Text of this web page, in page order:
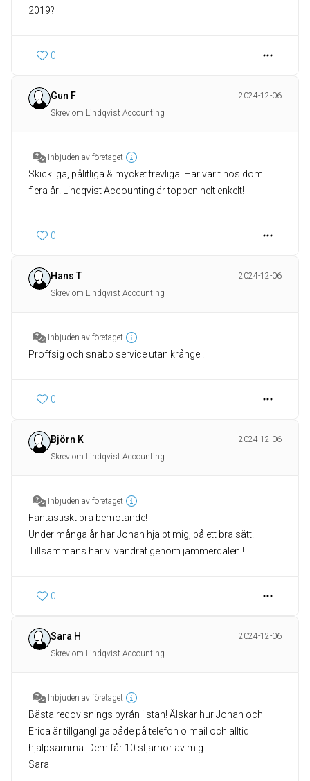
2019?
0
Gun F
2024-12-06
Skrev om Lindqvist Accounting
Inbjuden av företaget
Skickliga, pålitliga & mycket trevliga! Har varit hos dom i
flera år! Lindqvist Accounting är toppen helt enkelt!
0
Hans T
2024-12-06
Skrev om Lindqvist Accounting
Inbjuden av företaget
Proffsig och snabb service utan krångel.
0
Björn K
2024-12-06
Skrev om Lindqvist Accounting
Inbjuden av företaget
Fantastiskt bra bemötande!
Under många år har Johan hjälpt mig, på ett bra sätt.
Tillsammans har vi vandrat genom jämmerdalen!!
0
Sara H
2024-12-06
Skrev om Lindqvist Accounting
Inbjuden av företaget
Bästa redovisnings byrån i stan! Älskar hur Johan och
Erica är tillgängliga både på telefon o mail och alltid
hjälpsamma. Dem får 10 stjärnor av mig
Sara